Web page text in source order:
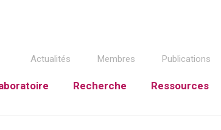
Actualités Membres Publications
Recherche Ressources